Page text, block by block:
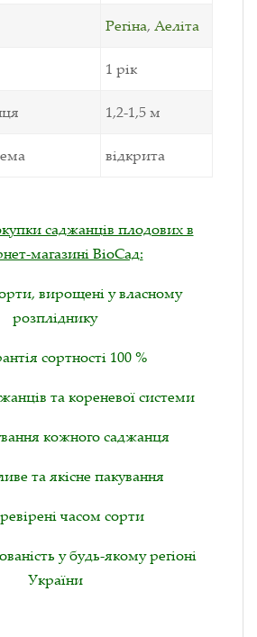
Регіна, Аеліта
1 рік
1,2-1,5 м
відкрита
саджанців плодових в
магазині ВіоСад:
вирощені у власному
розпліднику
сортності 100 %
та кореневої системи
кожного саджанця
та якісне пакування
часом сорти
у будь-якому регіоні
України